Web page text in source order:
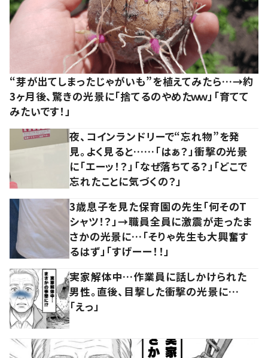
“芽が出てしまったじゃがいも”を植えてみたら…→約
3ヶ月後、驚きの光景に「捨てるのやめたｗｗ」「育てて
みたいです！」
夜、コインランドリーで“忘れ物”を発
見。よく見ると……「はぁ？」衝撃の光景
に「エーッ！？」「なぜ落ちてる？」「どこで
忘れたことに気づくの？」
3歳息子を見た保育園の先生「何そのT
シャツ！？」→職員全員に激震が走ったま
さかの光景に…「そりゃ先生も大興奮す
るはず」「すげーー！！」
実家解体中…作業員に話しかけられた
男性。直後、目撃した衝撃の光景に…
「えっ」